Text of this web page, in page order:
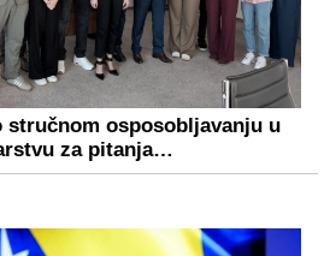
stručnom osposobljavanju u
za pitanja…